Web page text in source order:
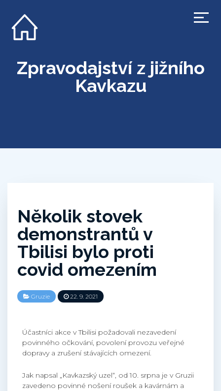
Zpravodajství z jižního
Kavkazu
Několik stovek
demonstrantů v
Tbilisi bylo proti
covid omezením
Gruzie 22. 9. 2021
Účastníci akce v Tbilisi požadovali nezavedení
povinného očkování, povolení provozu veřejné
dopravy a zrušení stávajících omezení.
Jak napsal „Kavkazský uzel“, od 10. srpna je v Gruzii
zavedeno povinné nošení roušek a kavárnám a